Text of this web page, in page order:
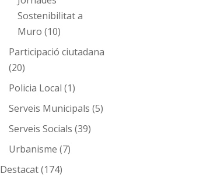
Sostenibilitat a
Muro (10)
Participació ciutadana
(20)
Policia Local (1)
Serveis Municipals (5)
Serveis Socials (39)
Urbanisme (7)
Destacat(174)